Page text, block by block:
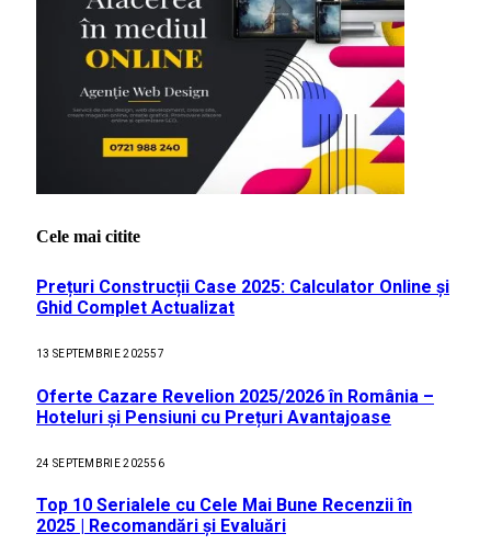
Cele mai citite
Prețuri Construcții Case 2025: Calculator Online și
Ghid Complet Actualizat
13 SEPTEMBRIE 202557
Oferte Cazare Revelion 2025/2026 în România –
Hoteluri și Pensiuni cu Prețuri Avantajoase
24 SEPTEMBRIE 202556
Top 10 Serialele cu Cele Mai Bune Recenzii în
2025 | Recomandări și Evaluări